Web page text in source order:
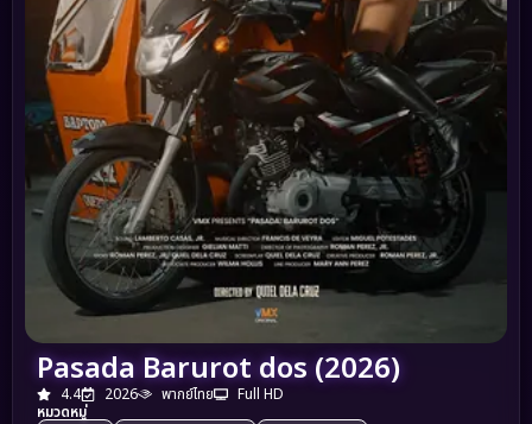
Pasada Barurot dos (2026)
4.4 2026 พากย์ไทย
Full HD
หมวดหมู่